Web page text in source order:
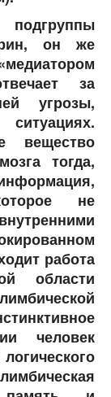
он же
за
угрозы,
вещество
тогда,
не
работа
области
человек